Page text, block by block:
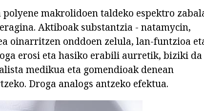
makrolidoen taldeko espektro
Aktiboak substantzia - natamycin,
oinarritzen onddoen zelula, lan-funtzioa
erosi eta hasiko erabili aurretik, biziki da
medikua eta gomendioak denean
Droga analogs antzeko efektua.